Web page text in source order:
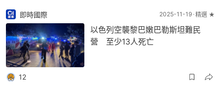
即時國際 2025-11-19 精選 ★
以色列空襲黎巴嫩巴勒斯坦難民
營 至少13人死亡
12